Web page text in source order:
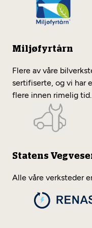
Miljøfyrtårn
Flere av våre
sertifiserte, og vi har
flere innen rimelig tid.
Statens
Alle våre verksteder